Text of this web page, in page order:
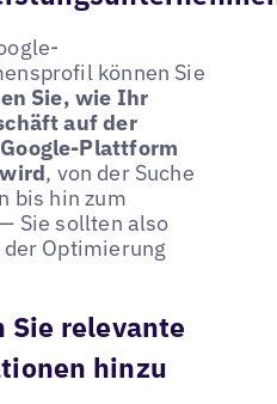
können Sie
Sie, wie Ihr
auf der
Plattform
, von der Suche
bis hin zum
Sie sollten also
Optimierung
Sie relevante
hinzu